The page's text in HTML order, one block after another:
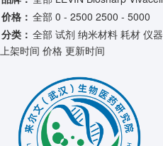
价格： 全部 0 - 2500 2500 - 5000
分类： 全部 试剂 纳米材料 耗材 仪器
上架时间 价格 更新时间